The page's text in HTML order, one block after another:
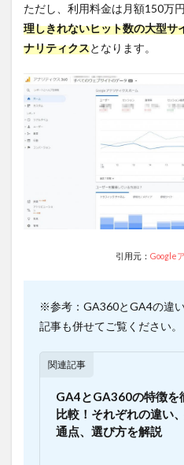
GA4の違
い4：
BigQuery
との連携
UAと
ユニ
ィク
スと
GA4
通点
は、
ただし、利用料金は月額150万
理しきれないヒット数の大型サ
ナリティクスとなります。
引用元： Google
※参考：GA360とGA4の違
記事も併せてご覧ください。
関連記事
GA4とGA360の特徴を
比較！それぞれの違い
通点、選び方を解説